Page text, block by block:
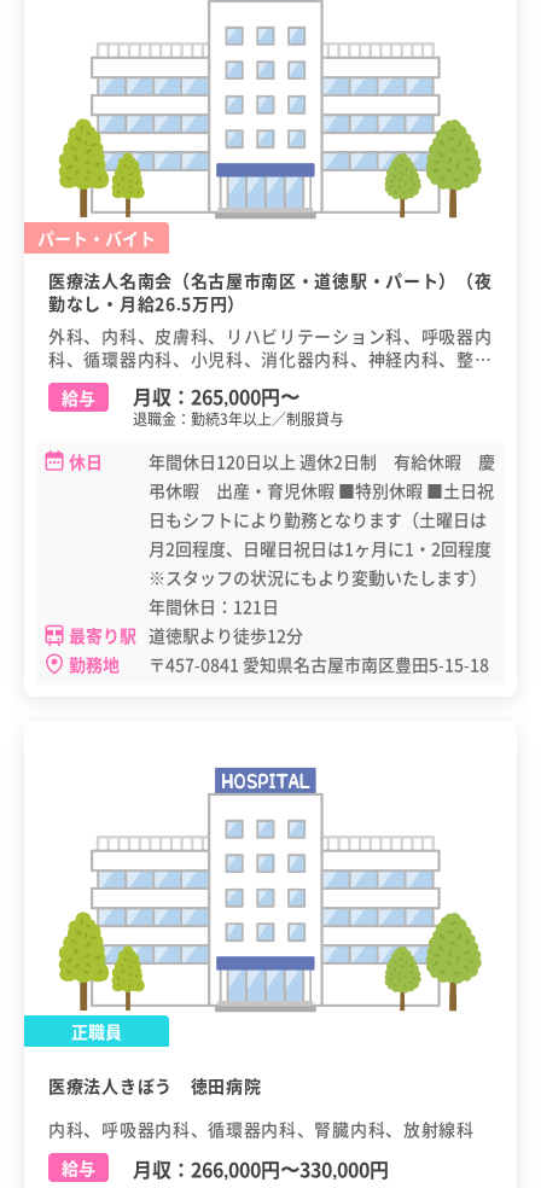
パート・バイト
医療法人名南会（名古屋市南区・道徳駅・パート）（夜
勤なし・月給26.5万円）
外科、内科、皮膚科、リハビリテーション科、呼吸器内
科、循環器内科、小児科、消化器内科、神経内科、整形
外科、泌尿器科、放射線科、消化器外科
給与 月収： 265,000円〜
退職金：勤続3年以上／制服貸与
休日
年間休日120日以上 週休2日制 有給休暇 慶
弔休暇 出産・育児休暇 ■特別休暇 ■土日祝
日もシフトにより勤務となります（土曜日は
月2回程度、日曜日祝日は1ヶ月に1・2回程度
※スタッフの状況にもより変動いたします）
年間休日：121日
最寄り駅 道徳駅より徒歩12分
勤務地
〒457-0841 愛知県名古屋市南区豊田5-15-18
正職員
医療法人きぼう 徳田病院
内科、呼吸器内科、循環器内科、腎臓内科、放射線科
給与
月収： 266,000円〜330,000円